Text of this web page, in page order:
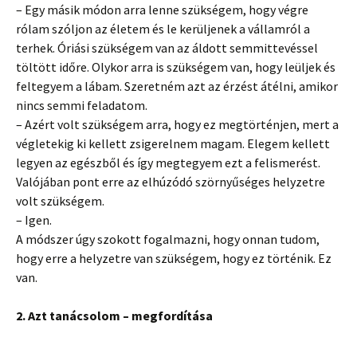
– Egy másik módon arra lenne szükségem, hogy végre
rólam szóljon az életem és le kerüljenek a vállamról a
terhek. Óriási szükségem van az áldott semmittevéssel
töltött időre. Olykor arra is szükségem van, hogy leüljek és
feltegyem a lábam. Szeretném azt az érzést átélni, amikor
nincs semmi feladatom.
– Azért volt szükségem arra, hogy ez megtörténjen, mert a
végletekig ki kellett zsigerelnem magam. Elegem kellett
legyen az egészből és így megtegyem ezt a felismerést.
Valójában pont erre az elhúzódó szörnyűséges helyzetre
volt szükségem.
– Igen.
A módszer úgy szokott fogalmazni, hogy onnan tudom,
hogy erre a helyzetre van szükségem, hogy ez történik. Ez
van.
2. Azt tanácsolom – megfordítása